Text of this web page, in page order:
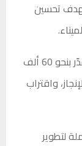
بهدف تحسين
وبيّنت أن المشروع يستهدف تأهيل مساحة تُقدّر بنحو 60 ألف
واقتراب
لتطوير